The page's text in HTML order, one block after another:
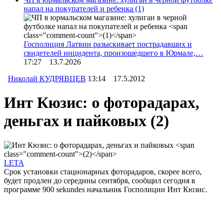
напал на покупателей и ребенка (1)
Госполиция Латвии разыскивает пострадавших и
свидетелей инцидента, произошедшего в Юрмале,…
17:27 13.7.2026
Николай КУДРЯВЦЕВ 13:14 17.5.2012
Инт Кюзис: о фоторадарах,
деньгах и пайковых (2)
LETA
Срок установки стационарных фоторадаров, скорее всего,
будет продлен до середины сентября, сообщил сегодня в
программе 900 sekundes начальник Госполиции Инт Кюзис.